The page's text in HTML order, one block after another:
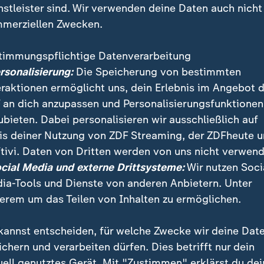
dass Katholiken die AfD wählen. Die Partei
so Marc Frings, Generalsekretär
sind. Wir verwenden deine Daten auch nicht
Zwecken.
Datenverarbeitung
Die Speicherung von bestimmten
ermöglicht uns, dein Erlebnis im Angebot
an dich anzupassen und Personalisierungsfunktionen
Dabei personalisieren wir ausschließlich auf
deiner Nutzung von ZDF Streaming, der ZDFheute
Daten von Dritten werden von uns nicht
Media und externe Drittsysteme:Wir nutzen
Tools und Dienste von anderen Anbietern. Unter
um das Teilen von Inhalten zu ermöglichen.
entscheiden, für welche Zwecke wir deine
und verarbeiten dürfen. Dies betrifft nur dein